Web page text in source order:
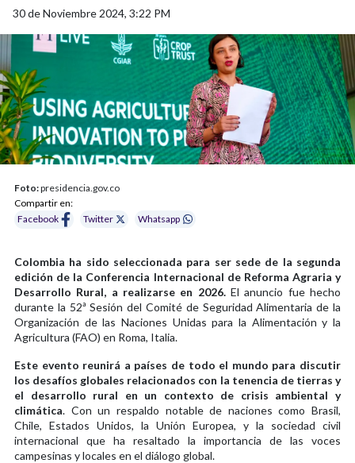
30 de Noviembre 2024, 3:22 PM
Foto:presidencia.gov.co
Compartir en:
Facebook
Twitter Whatsapp
Colombia ha sido seleccionada para ser sede de la segunda
edición de la Conferencia Internacional de Reforma Agraria y
Desarrollo Rural, a realizarse en 2026.El anuncio fue hecho
durante la 52ª Sesión del Comité de Seguridad Alimentaria de la
Organización de las Naciones Unidas para la Alimentación y la
Agricultura (FAO) en Roma, Italia.
Este evento reunirá a países de todo el mundo para discutir
los desafíos globales relacionados con la tenencia de tierras y
el desarrollo rural en un contexto de crisis ambiental y
climática. Con un respaldo notable de naciones como Brasil,
Chile, Estados Unidos, la Unión Europea, y la sociedad civil
internacional que ha resaltado la importancia de las voces
campesinas y locales en el diálogo global.